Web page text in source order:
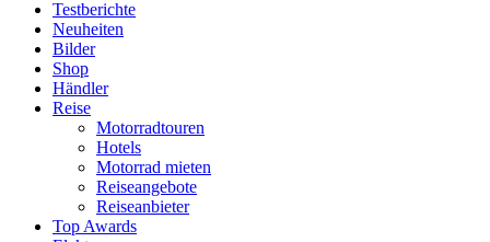
Testberichte
Neuheiten
Bilder
Shop
Händler
Reise
Motorradtouren
Hotels
Motorrad mieten
Reiseangebote
Reiseanbieter
Top Awards